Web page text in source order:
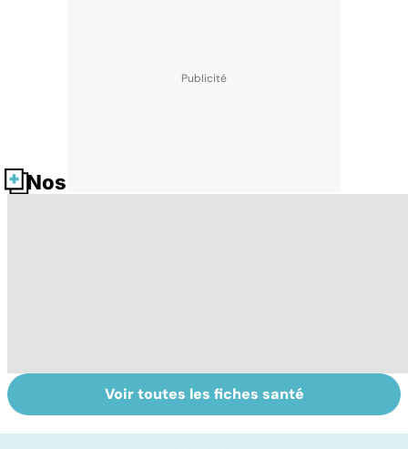
Nos fiches santé
Tout savoir sur
les infections
Inflammation des
amygdales : que
Voir toutes les fiches santé